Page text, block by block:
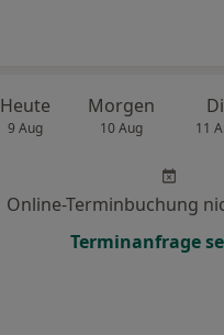
Heute
9 Aug
Morgen
10 Aug 11
Online-Terminbuchung
Terminanfrage